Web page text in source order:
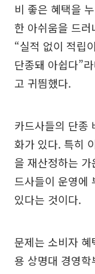
비 좋은 혜택을
한 아쉬움을 드
“실적 없이 적립
단종돼 아쉽다”
고 귀띔했다.
카드사들의 단종
화가 있다. 특히
을 재산정하는
드사들이 운영에
있다는 것이다.
문제는 소비자
용 상명대 경영